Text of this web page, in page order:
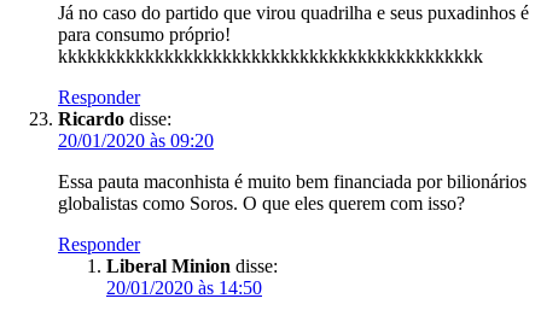
Já no caso do partido que virou quadrilha e seus puxadinhos é
para consumo próprio!
kkkkkkkkkkkkkkkkkkkkkkkkkkkkkkkkkkkkkkkkkkkk
Responder
Ricardo disse:
20/01/2020 às 09:20
Essa pauta maconhista é muito bem financiada por bilionários
globalistas como Soros. O que eles querem com isso?
Responder
Liberal Minion disse:
20/01/2020 às 14:50